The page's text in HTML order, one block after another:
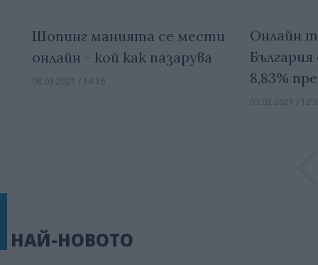
Шопинг манията се мести
онлайн - кой как пазарува
08.03.2021 / 14:16
Онлайн
България
8,83%
03.02.2021 /
НАЙ-НОВОТО